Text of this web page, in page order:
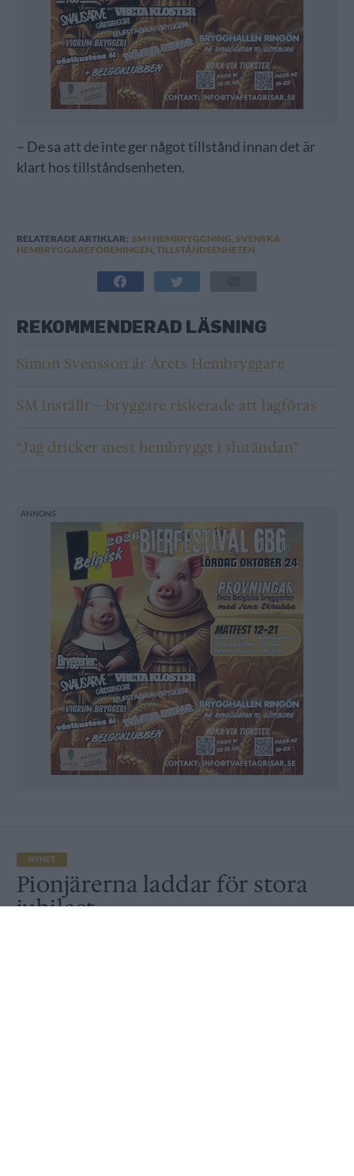
– De sa att de inte ger något tillstånd innan det är
klart hos tillståndsenheten.
RELATERADE ARTIKLAR: SM I HEMBRYGGNING SVENSKA
HEMBRYGGAREFÖRENINGEN TILLSTÅNDSENHETEN
REKOMMENDERAD LÄSNING
Simon Svensson är Årets Hembryggare
SM inställt – bryggare riskerade att lagföras
“Jag dricker mest hembryggt i slutändan”
NYHET
Pionjärerna laddar för stora
jubileet